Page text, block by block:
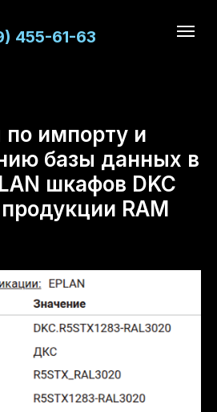
455-61-63
по импорту и
базы данных в
шкафов DKC
RAM